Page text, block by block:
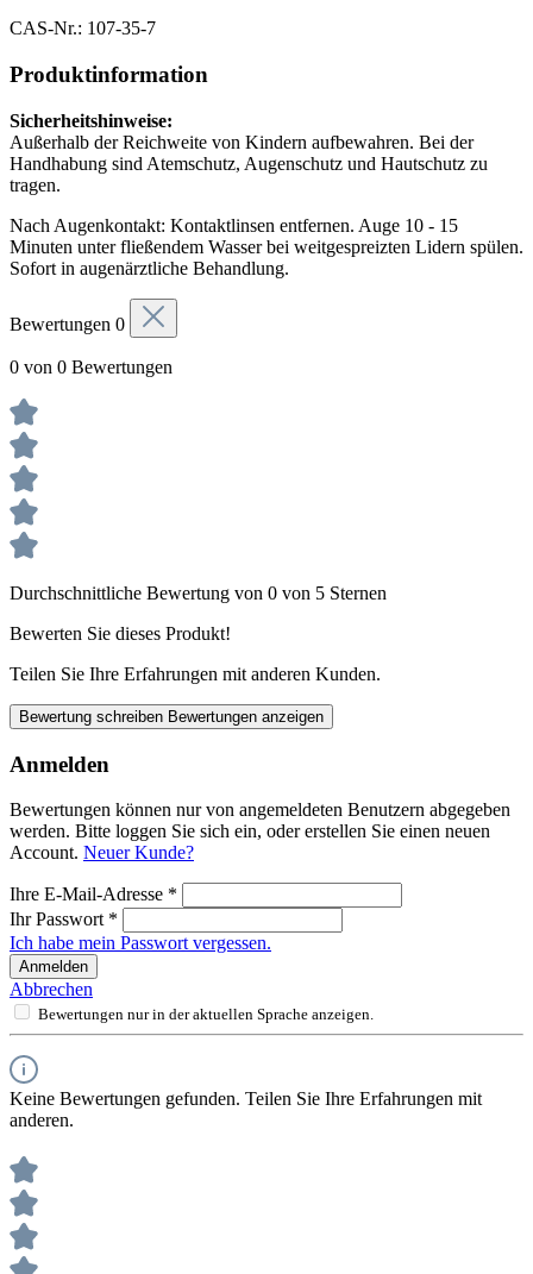
CAS-Nr.: 107-35-7
Produktinformation
Sicherheitshinweise:
Außerhalb der Reichweite von Kindern aufbewahren. Bei der
Handhabung sind Atemschutz, Augenschutz und Hautschutz zu
tragen.
Nach Augenkontakt: Kontaktlinsen entfernen. Auge 10 - 15
Minuten unter fließendem Wasser bei weitgespreizten Lidern spülen.
Sofort in augenärztliche Behandlung.
Bewertungen 0
0 von 0 Bewertungen
Durchschnittliche Bewertung von 0 von 5 Sternen
Bewerten Sie dieses Produkt!
Teilen Sie Ihre Erfahrungen mit anderen Kunden.
Bewertung schreiben Bewertungen anzeigen
Anmelden
Bewertungen können nur von angemeldeten Benutzern abgegeben
werden. Bitte loggen Sie sich ein, oder erstellen Sie einen neuen
Account. Neuer Kunde?
Ihre E-Mail-Adresse *
Ihr Passwort *
Ich habe mein Passwort vergessen.
Anmelden
Abbrechen
Bewertungen nur in der aktuellen Sprache anzeigen.
Keine Bewertungen gefunden. Teilen Sie Ihre Erfahrungen mit
anderen.